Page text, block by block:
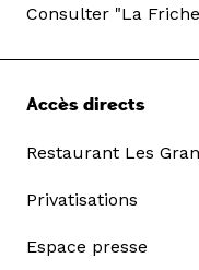
Consulter "La
Accès directs
Restaurant Les
Privatisations
Espace presse